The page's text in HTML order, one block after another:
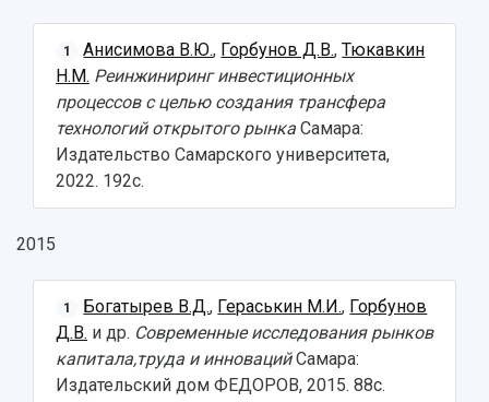
НАЗАД
Об университете
История
Ключевые факты
Новости
Главные новости
Бортжурнал
Образование
Почему я выбираю Самарский университет?
Абитуриенту
Научно-исследовательская деятельность
Основные научные направления
Научные школы и ведущие научные коллективы
1 Анисимова В.Ю., Горбунов Д.В.,Тюкавкин
Н.М. Реинжиниринг инвестиционных
процессов с целью создания трансфера
технологий открытого рынка Самара:
Издательство Самарского университета,
2022. 192с.
2015
1 Богатырев В.Д., Гераськин М.И., Горбунов
Д.В. и др. Современные исследования рынков
капитала,труда и инновацийСамара:
Издательский дом ФЕДОРОВ, 2015. 88с.